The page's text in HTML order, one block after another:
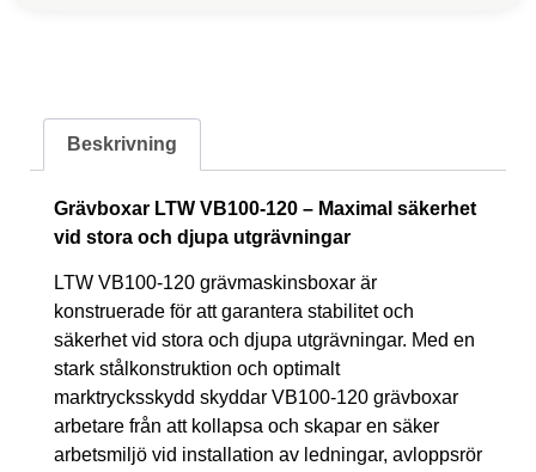
Beskrivning
Grävboxar LTW VB100-120 – Maximal säkerhet
vid stora och djupa utgrävningar
LTW VB100-120 grävmaskinsboxar är
konstruerade för att garantera stabilitet och
säkerhet vid stora och djupa utgrävningar. Med en
stark stålkonstruktion och optimalt
marktrycksskydd skyddar VB100-120 grävboxar
arbetare från att kollapsa och skapar en säker
arbetsmiljö vid installation av ledningar, avloppsrör